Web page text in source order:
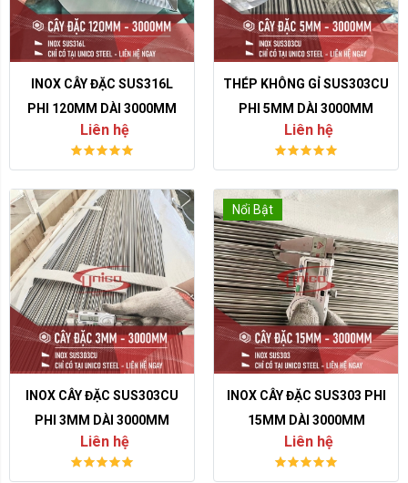
INOX CÂY ĐẶC SUS316L
PHI 120MM DÀI 3000MM
Liên hệ
THÉP KHÔNG GỈ SUS303CU
PHI 5MM DÀI 3000MM
Liên hệ
INOX CÂY ĐẶC SUS303CU
PHI 3MM DÀI 3000MM
Liên hệ
Nổi Bật
INOX CÂY ĐẶC SUS303 PHI
15MM DÀI 3000MM
Liên hệ